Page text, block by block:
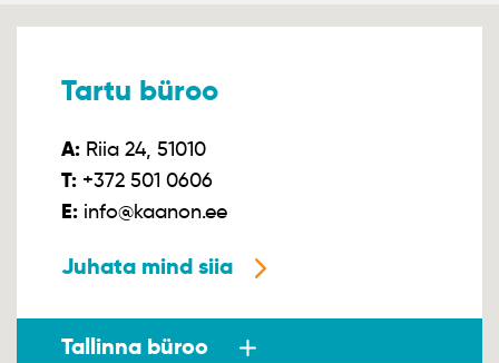
Tartu büroo
A: Riia 24, 51010
T: +372 501 0606
E: info@kaanon.ee
Juhata mind siia
Tallinna büroo